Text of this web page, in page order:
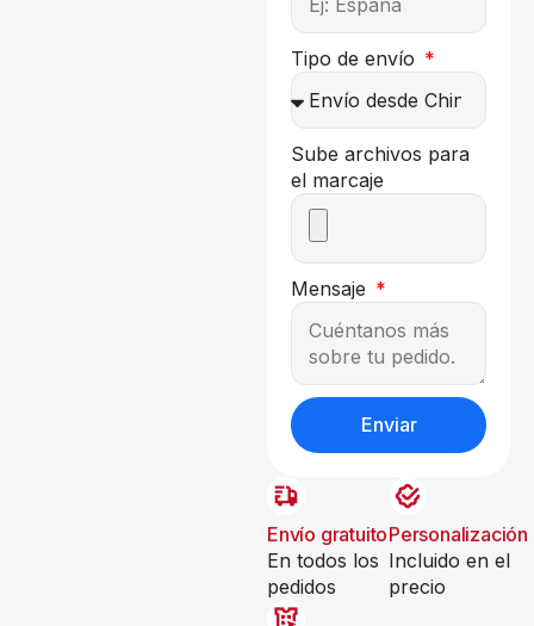
Tipo de envío
Sube archivos para
el marcaje
Mensaje
Enviar
Envío gratuito
En todos los
pedidos
Personalización
Incluido en el
precio